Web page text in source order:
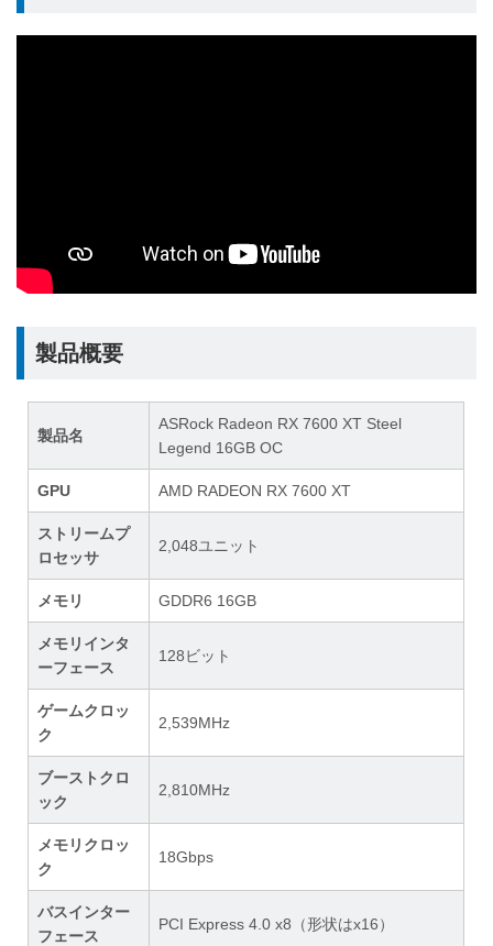
製品概要
製品名
ASRock Radeon RX 7600 XT Steel
Legend 16GB OC
GPU AMD RADEON RX 7600 XT
ストリームプ
ロセッサ
2,048ユニット
メモリ GDDR6 16GB
メモリインタ
ーフェース
128ビット
ゲームクロッ
ク
2,539MHz
ブーストクロ
ック
2,810MHz
メモリクロッ
ク
18Gbps
バスインター
フェース
PCI Express 4.0 x8（形状はx16）